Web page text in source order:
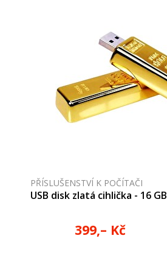
PŘÍSLUŠENSTVÍ K POČÍTAČI
USB disk zlatá cihlička - 16 GB
399,– Kč